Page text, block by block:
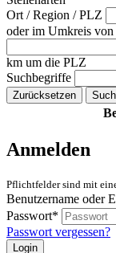
Ort / Region / PLZ
oder im Umkreis von
km um die PLZ
Suchbegriffe
Anmelden
Pflichtfelder sind mit
Benutzername oder
Passwort*
Passwort vergessen?